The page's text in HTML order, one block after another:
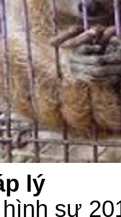
lý
sự